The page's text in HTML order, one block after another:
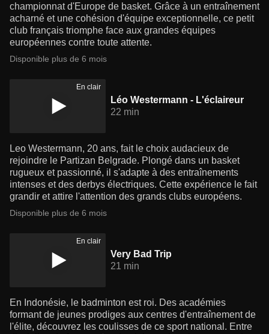
championnat d'Europe de basket. Grâce à un entraînement
acharné et une cohésion d'équipe exceptionnelle, ce petit
club français triomphe face aux grandes équipes
européennes contre toute attente.
Disponible plus de 6 mois
En clair
Léo Westermann - L'éclaireur
22 min
Leo Westermann, 20 ans, fait le choix audacieux de
rejoindre le Partizan Belgrade. Plongé dans un basket
rugueux et passionné, il s'adapte à des entraînements
intenses et des derbys électriques. Cette expérience le fait
grandir et attire l'attention des grands clubs européens.
Disponible plus de 6 mois
En clair
Very Bad Trip
21 min
En Indonésie, le badminton est roi. Des académies
formant de jeunes prodiges aux centres d'entraînement de
l'élite, découvrez les coulisses de ce sport national. Entre